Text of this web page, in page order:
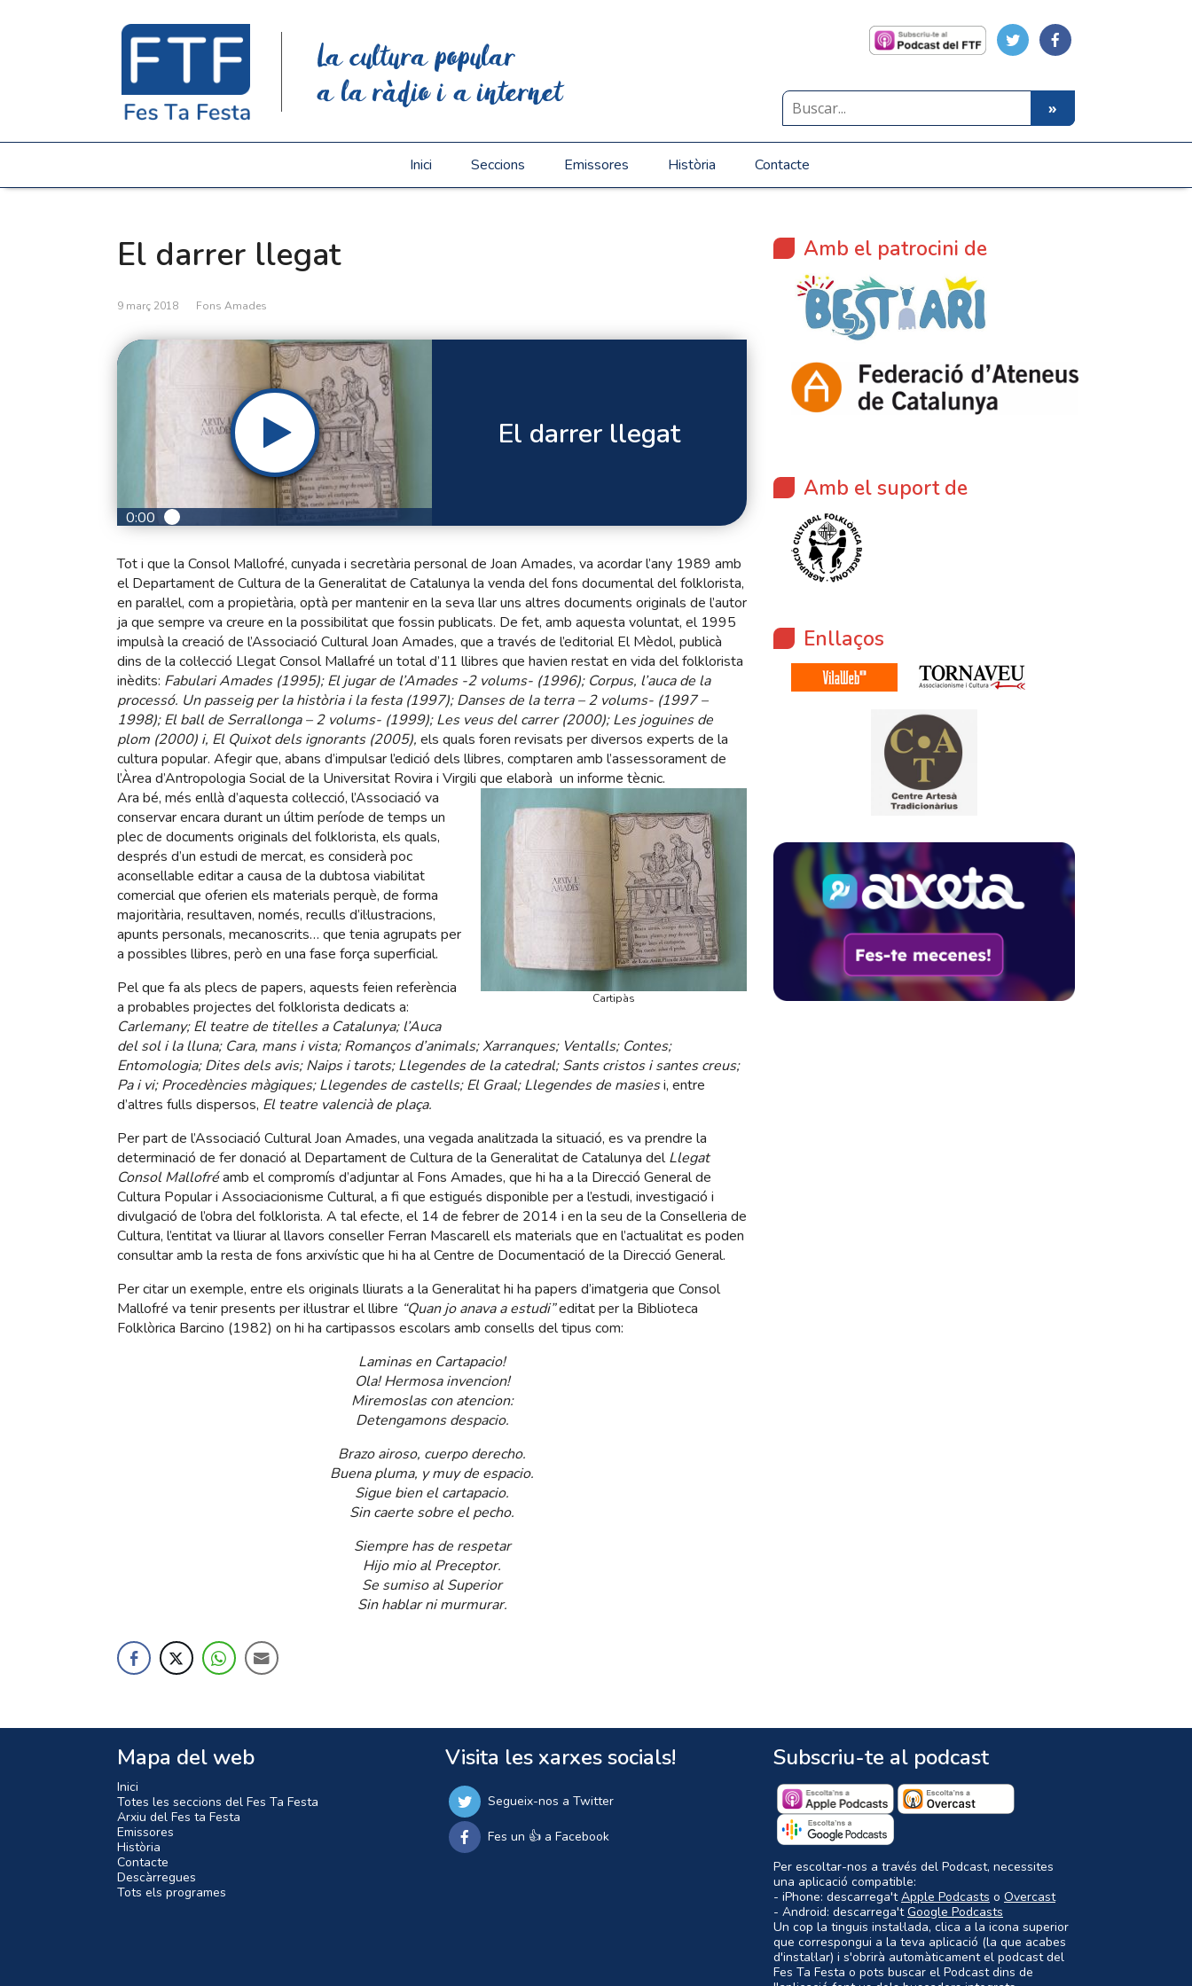
La cultura popular
a la ràdio i a internet
Inici Seccions Emissores Història Contacte
El darrer llegat
9 març 2018 Fons Amades
0:00
El darrer llegat
Tot i que la Consol Mallofré, cunyada i secretària personal de Joan Amades, va acordar l’any 1989 amb
el Departament de Cultura de la Generalitat de Catalunya la venda del fons documental del folklorista,
en paral·lel, com a propietària, optà per mantenir en la seva llar uns altres documents originals de l’autor
ja que sempre va creure en la possibilitat que fossin publicats. De fet, amb aquesta voluntat, el 1995
impulsà la creació de l’Associació Cultural Joan Amades, que a través de l’editorial El Mèdol, publicà
dins de la col·lecció Llegat Consol Mallafré un total d’11 llibres que havien restat en vida del folklorista
inèdits: Fabulari Amades (1995); El jugar de l’Amades -2 volums- (1996); Corpus, l’auca de la
processó. Un passeig per la història i la festa (1997); Danses de la terra – 2 volums- (1997 –
1998); El ball de Serrallonga – 2 volums- (1999); Les veus del carrer (2000); Les joguines de
plom (2000) i, El Quixot dels ignorants (2005), els quals foren revisats per diversos experts de la
cultura popular. Afegir que, abans d’impulsar l’edició dels llibres, comptaren amb l’assessorament de
l’Àrea d’Antropologia Social de la Universitat Rovira i Virgili que elaborà un informe tècnic.
Cartipàs
Ara bé, més enllà d’aquesta col·lecció, l’Associació va
conservar encara durant un últim període de temps un
plec de documents originals del folklorista, els quals,
després d’un estudi de mercat, es considerà poc
aconsellable editar a causa de la dubtosa viabilitat
comercial que oferien els materials perquè, de forma
majoritària, resultaven, només, reculls d’il·lustracions,
apunts personals, mecanoscrits… que tenia agrupats per
a possibles llibres, però en una fase força superficial.
Pel que fa als plecs de papers, aquests feien referència
a probables projectes del folklorista dedicats a:
Carlemany; El teatre de titelles a Catalunya; l’Auca
del sol i la lluna; Cara, mans i vista; Romanços d’animals; Xarranques; Ventalls; Contes;
Entomologia; Dites dels avis; Naips i tarots; Llegendes de la catedral; Sants cristos i santes creus;
Pa i vi; Procedències màgiques; Llegendes de castells; El Graal; Llegendes de masiesi, entre
d’altres fulls dispersos, El teatre valencià de plaça.
Per part de l’Associació Cultural Joan Amades, una vegada analitzada la situació, es va prendre la
determinació de fer donació al Departament de Cultura de la Generalitat de Catalunya delLlegat
Consol Mallofréamb el compromís d’adjuntar al Fons Amades, que hi ha a la Direcció General de
Cultura Popular i Associacionisme Cultural, a fi que estigués disponible per a l’estudi, investigació i
divulgació de l’obra del folklorista. A tal efecte, el 14 de febrer de 2014 i en la seu de la Conselleria de
Cultura, l’entitat va lliurar al llavors conseller Ferran Mascarell els materials que en l’actualitat es poden
consultar amb la resta de fons arxivístic que hi ha al Centre de Documentació de la Direcció General.
Per citar un exemple, entre els originals lliurats a la Generalitat hi ha papers d’imatgeria que Consol
Mallofré va tenir presents per il·lustrar el llibre “Quan jo anava a estudi”editat per la Biblioteca
Folklòrica Barcino (1982) on hi ha cartipassos escolars amb consells del tipus com:
Laminas en Cartapacio!
Ola! Hermosa invencion!
Miremoslas con atencion:
Detengamons despacio.
Brazo airoso, cuerpo derecho.
Buena pluma, y muy de espacio.
Sigue bien el cartapacio.
Sin caerte sobre el pecho.
Siempre has de respetar
Hijo mio al Preceptor.
Se sumiso al Superior
Sin hablar ni murmurar.
Amb el patrocini de
Amb el suport de
Enllaços
Mapa del web
Inici
Totes les seccions del Fes Ta Festa
Arxiu del Fes ta Festa
Emissores
Història
Contacte
Descàrregues
Tots els programes
Visita les xarxes socials!
Segueix-nos a Twitter
Fes un 👍 a Facebook
Subscriu-te al podcast
Per escoltar-nos a través del Podcast, necessites
una aplicació compatible:
- iPhone: descarrega'tApple Podcasts o Overcast
- Android: descarrega'tGoogle Podcasts
Un cop la tinguis instal·lada, clica a la icona superior
que correspongui a la teva aplicació (la que acabes
d'instal·lar) i s'obrirà automàticament el podcast del
Fes Ta Festa o pots buscar el Podcast dins de